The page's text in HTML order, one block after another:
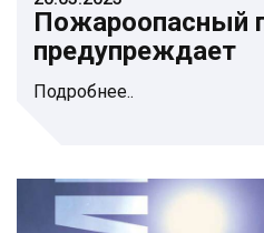
Пожароопасный
предупреждает
Подробнее..